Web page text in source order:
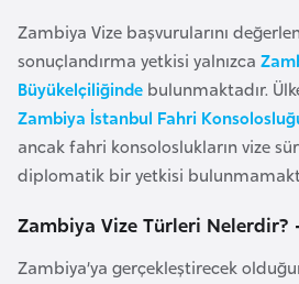
Zambiya Vize başvurularını
sonuçlandırma yetkisi yalnızca
Büyükelçiliğinde bulunmaktadır.
Zambiya İstanbul Fahri
ancak fahri konsoloslukların vize
diplomatik bir yetkisi
Zambiya Vize Türleri Nelerdir?
Zambiya’ya gerçekleştirecek
r
u
s
B
e
l
i